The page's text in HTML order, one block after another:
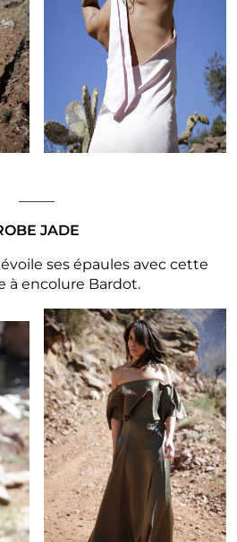
JADE
ses épaules avec cette
à encolure Bardot.